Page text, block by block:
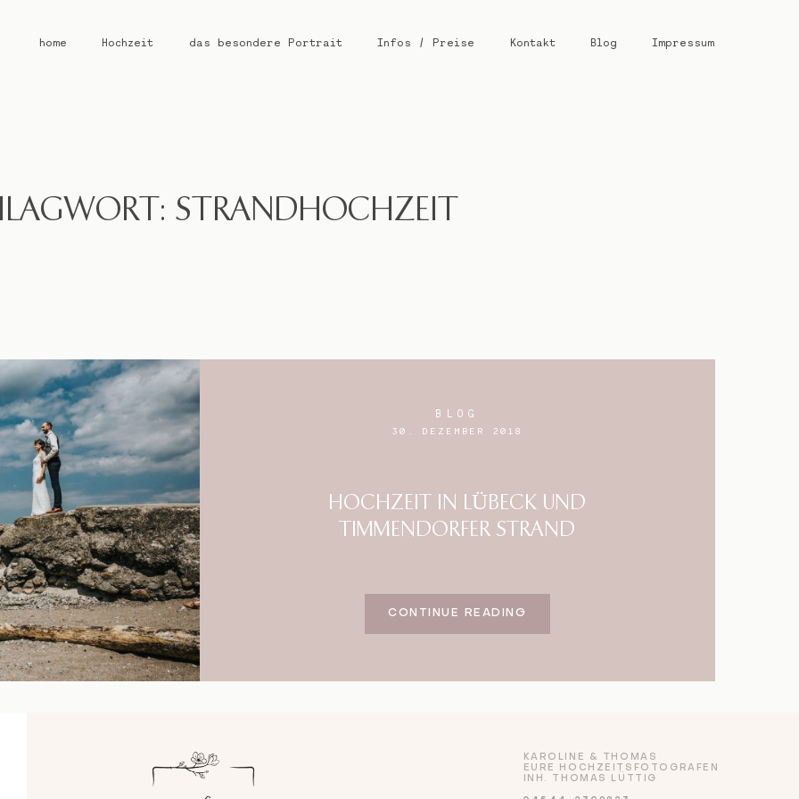
home Hochzeit das besondere Portrait Infos / Preise Kontakt Blog Impressum
STRANDHOCHZEIT
BLOG
30. DEZEMBER 2018
HOCHZEIT IN LÜBECK UND
TIMMENDORFER STRAND
CONTINUE READING
KAROLINE & THOMAS
EURE HOCHZEITSFOTOGRAFEN
INH. THOMAS LÜTTIG
das besondere Portrait
Blog
Impressum